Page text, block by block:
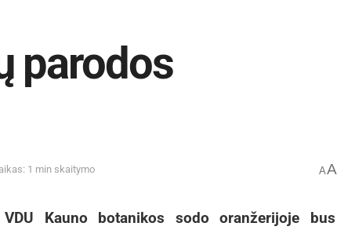
parodos
1 min skaitymo AA
Kauno botanikos sodo oranžerijoje bus